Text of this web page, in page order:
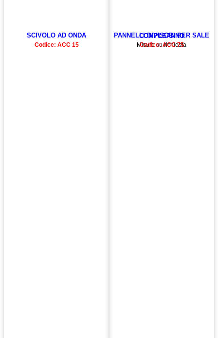
SCIVOLO AD ONDA
Codice: ACC 15
PANNELLI DIVISORI PER SALE COMPLEANNO
Misure su richiesta
Codice: ACC 75